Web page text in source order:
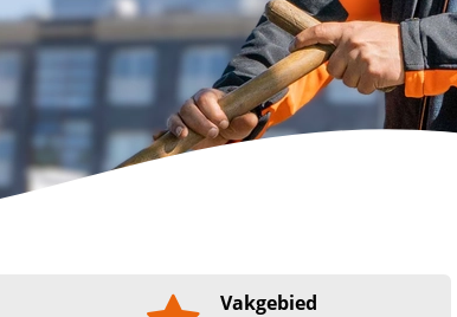
Vakgebied